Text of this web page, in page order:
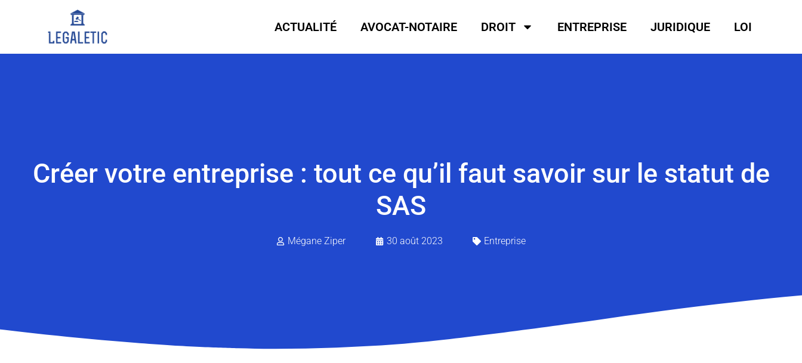
ACTUALITÉ AVOCAT-NOTAIRE DROIT ENTREPRISE JURIDIQUE LOI
Créer votre entreprise : tout ce qu’il faut savoir sur le statut de
SAS
Mégane Ziper 30 août 2023 Entreprise